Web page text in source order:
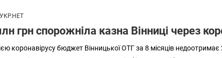
УКР.НЕТ
грн спорожніла казна Вінниці через
коронавірусу бюджет Вінницької ОТГ за 8 місяців